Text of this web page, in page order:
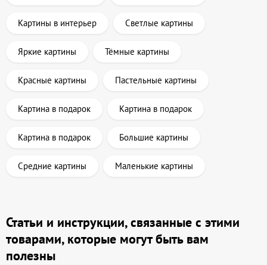
Картины в интерьер Светлые картины
Яркие картины Тёмные картины
Красные картины Пастельные картины
Картина в подарок Картина в подарок
Картина в подарок Большие картины
Средние картины Маленькие картины
Статьи и инструкции, связанные с этими
товарами, которые могут быть вам
полезны